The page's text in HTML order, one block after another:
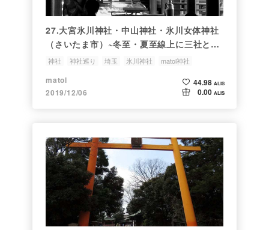
27.大宮氷川神社・中山神社・氷川女体神社
（さいたま市）~冬至・夏至線上に三社と浅
間山が一直線に並ぶ
神社 神社巡り 埼玉 氷川神社 matol神社
matol
2019/12/06
44.98 ALIS
0.00 ALIS